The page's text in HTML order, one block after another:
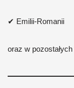
✔ Emilii-Romanii
oraz w